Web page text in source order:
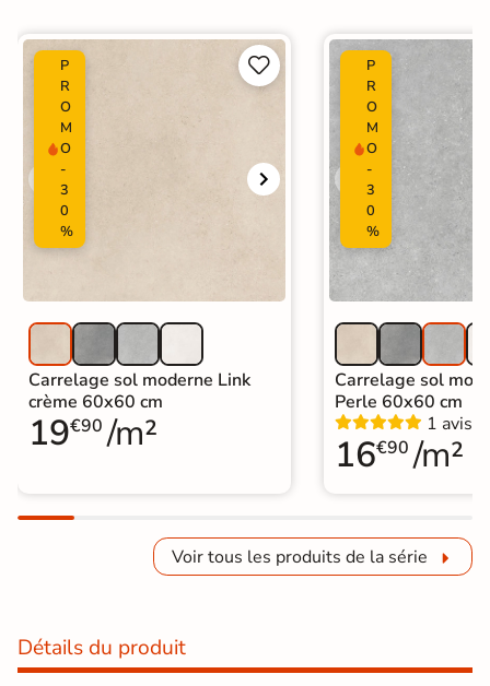
P
R
O
M
O
-
3
0
%


Carrelage sol moderne Link
crème 60x60 cm
19€90 /m²
P
R
O
M
O
-
3
0
%
Carrelage sol
Perle 60x60 cm
1 avis
16€90 /m²
Voir tous les produits de la série
Détails du produit